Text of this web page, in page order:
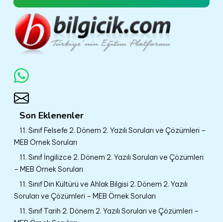
Son Eklenenler
11. Sınıf Felsefe 2. Dönem 2. Yazılı Soruları ve Çözümleri –
MEB Örnek Soruları
11. Sınıf İngilizce 2. Dönem 2. Yazılı Soruları ve Çözümleri
– MEB Örnek Soruları
11. Sınıf Din Kültürü ve Ahlak Bilgisi 2. Dönem 2. Yazılı
Soruları ve Çözümleri – MEB Örnek Soruları
11. Sınıf Tarih 2. Dönem 2. Yazılı Soruları ve Çözümleri –